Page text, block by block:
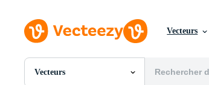
Vecteurs
Vecteurs